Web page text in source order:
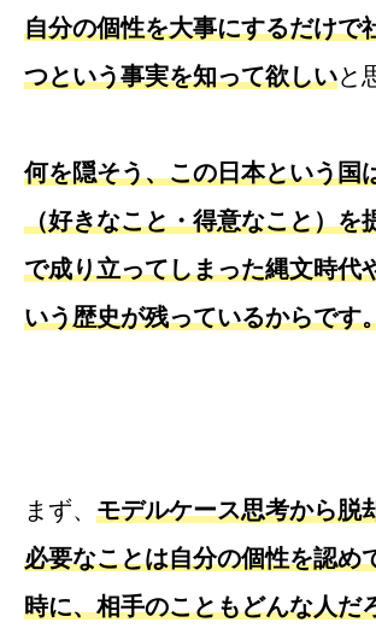
自分の個性を大事にするだけで
つという事実を知って欲しいと
何を隠そう、この日本という国
（好きなこと・得意なこと）を
で成り立ってしまった縄文時代
いう歴史が残っているからです
まず、 モデルケース思考から脱
必要なことは自分の個性を認め
時に、相手のこともどんな人だ